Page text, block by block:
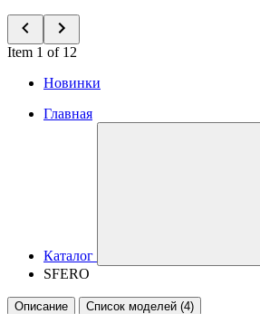
Item 1 of 12
Новинки
Главная
Каталог
SFERO
Описание
Список моделей (4)